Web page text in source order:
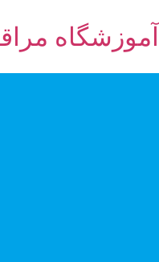
آموزشگاه